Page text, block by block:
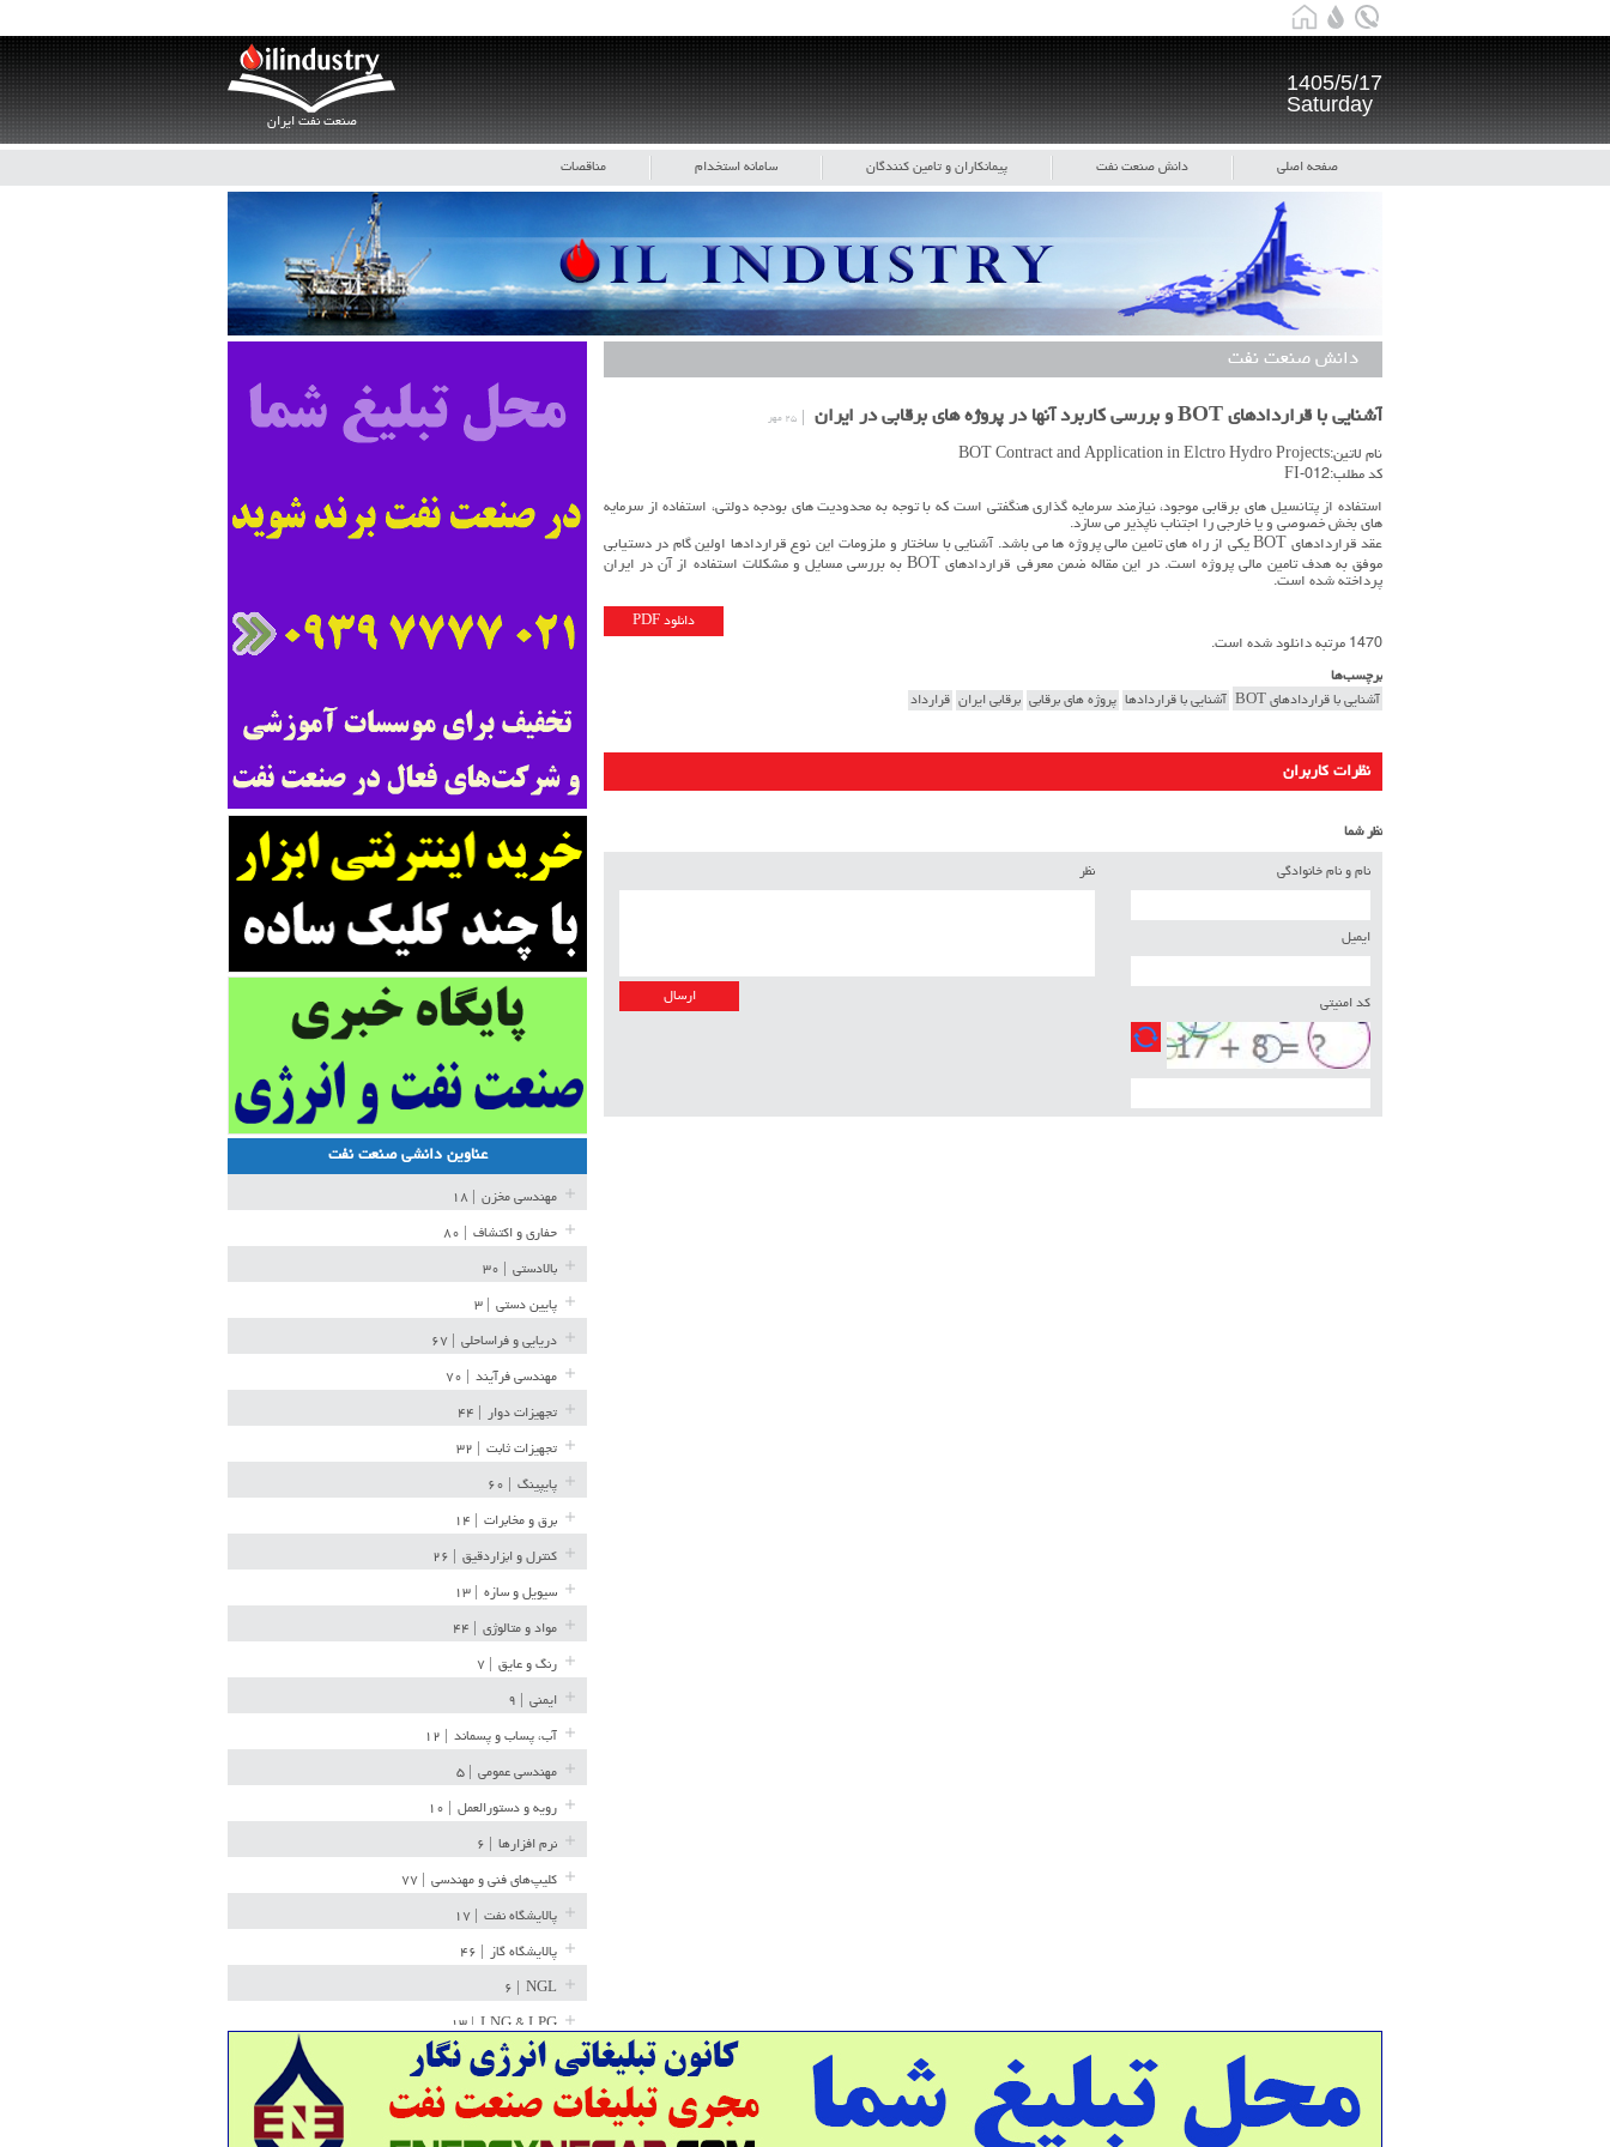
صنعت نفت ایران
1405/5/17
Saturday
صفحه اصلی دانش صنعت نفت پیمانکاران و تامین کنندگان سامانه استخدام مناقصات
دانش صنعت نفت
آشنایی با قراردادهای BOT و بررسی کاربرد آنها در پروژه های برقابی در ایران ۲۵ مهر
نام لاتین:BOT Contract and Application in Elctro Hydro Projects
کد مطلب:FI-012
استفاده از پتانسیل های برقابی موجود، نیازمند سرمایه گذاری هنگفتی است که با توجه به محدودیت های بودجه دولتی، استفاده از سرمایه
های بخش خصوصی و یا خارجی را اجتناب ناپذیر می سازد.
عقد قراردادهای BOT یکی از راه های تامین مالی پروژه ها می باشد. آشنایی با ساختار و ملزومات این نوع قراردادها اولین گام در دستیابی
موفق به هدف تامین مالی پروژه است. در این مقاله ضمن معرفی قراردادهای BOT به بررسی مسایل و مشکلات استفاده از آن در ایران
پرداخته شده است.
دانلود PDF
1470 مرتبه دانلود شده است.
برچسب‌ها
آشنایی با قراردادهای BOT
آشنایی با قراردادها پروژه های برقابی برقابی ایران قرارداد
نظرات کاربران
نظر شما
نام و نام خانوادگی
ایمیل
کد امنیتی
نظر
عناوین دانشی صنعت نفت
مهندسی مخزن
حفاری و اکتشاف
بالادستی
پایین دستی
دریایی و فراساحلی
مهندسی فرآیند
تجهیزات دوار
تجهیزات ثابت
پایپینگ
برق و مخابرات
کنترل و ابزاردقیق
سیویل و سازه
مواد و متالوژی
رنگ و عایق
ایمنی
آب، پساب و پسماند
مهندسی عمومی
رویه و دستورالعمل
نرم افزارها
کلیپ‌های فنی و مهندسی
پالایشگاه نفت
پالایشگاه گاز
NGL
LNG & LPG | ۱۳
خط لوله | ۳۶
مخازن ذخیره